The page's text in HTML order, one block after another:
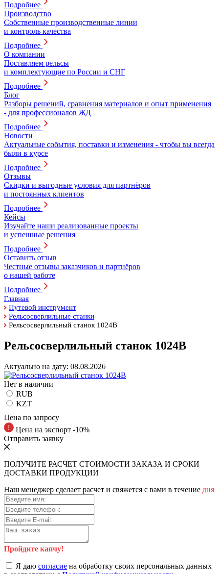
Подробнее
Производство
Собственные производственные линии
и контроль качества
Подробнее
О компании
Поставляем рельсы
и комплектующие по России и СНГ
Подробнее
Блог
Разборы решений, сравнения материалов и опыт применения
- для профессионалов ЖД
Подробнее
Новости
Актуальные события, поставки и изменения - чтобы вы всегда
были в курсе
Подробнее
Отзывы
Скидки и выгодные условия для партнёров
и постоянных клиентов
Подробнее
Кейсы
Изучайте наши реализованные проекты
и успешные решения
Подробнее
Оставить отзыв
Честные отзывы заказчиков и партнёров
о нашей работе
Подробнее
Главная
Путевой инструмент
Рельсосверлильные станки
Рельсосверлильный станок 1024В
Рельсосверлильный станок 1024В
Актуально на дату: 08.08.2026
Нет в наличии
RUB
KZT
Цена по запросу
Цена на экспорт -10%
Отправить заявку
ПОЛУЧИТЕ РАСЧЕТ СТОИМОСТИ ЗАКАЗА И СРОКИ
ДОСТАВКИ ПРОДУКЦИИ
Наш менеджер сделает расчет и свяжется с вами в течение дня
Пройдите капчу!
Я даю согласие на обработку своих персональных данных